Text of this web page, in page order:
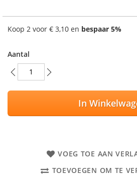
Koop 2 voor € 3,10 en bespaar 5%
Aantal
In
VOEG TOE AAN
TOEVOEGEN OM TE